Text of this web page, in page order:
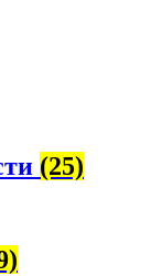
(25)